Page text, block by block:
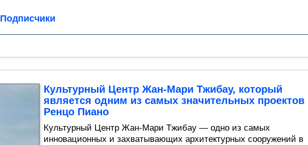
Подписчики
Культурный Центр Жан-Мари Тжибау, который
является одним из самых значительных проектов
Ренцо Пиано
Культурный Центр Жан-Мари Тжибау — одно из самых
инновационных и захватывающих архитектурных сооружений в